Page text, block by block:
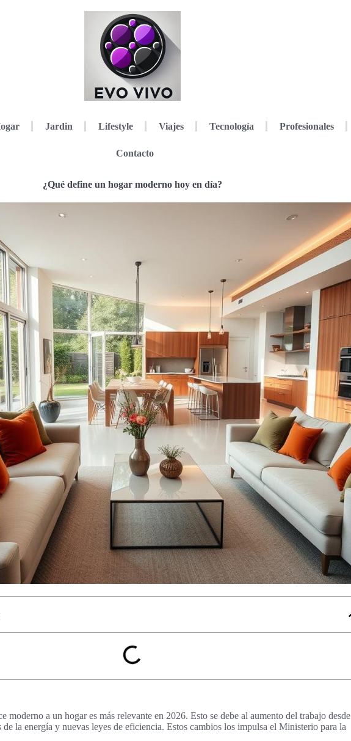
Jardin Lifestyle Viajes Tecnología Profesionales
Contacto
¿Qué define un hogar moderno hoy en día?
moderno a un hogar es más relevante en 2026. Esto se debe al aumento del trabajo desde
de la energía y nuevas leyes de eficiencia. Estos cambios los impulsa el Ministerio para la